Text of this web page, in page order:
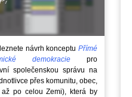
návrh konceptu Přímé
demokracie pro
společenskou správu na
přes komunitu, obec,
až po celou Zemi), která by